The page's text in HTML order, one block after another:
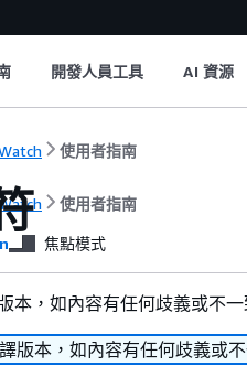
開發人員工具 AI 資源
使用者指南
使用者指南
焦點模式
本，如內容有任何歧義或不
版本，如內容有任何歧義或